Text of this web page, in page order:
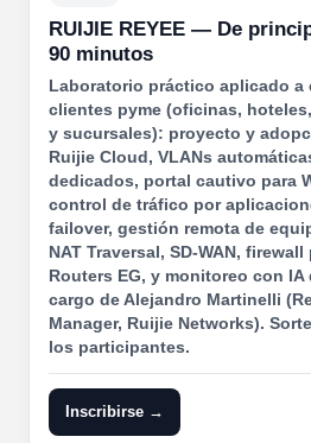
RUIJIE REYEE — De
90 minutos
Laboratorio práctico aplicado a
clientes pyme (oficinas,
y sucursales): proyecto y
Ruijie Cloud, VLANs
dedicados, portal cautivo para
control de tráfico por
failover, gestión remota de
NAT Traversal, SD-WAN,
Routers EG, y monitoreo con IA
cargo de Alejandro Martinelli
Manager, Ruijie Networks).
los participantes.
Inscribirse →